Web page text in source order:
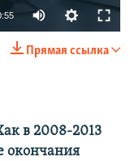
Прямая ссылка
в 2008-2013
окончания